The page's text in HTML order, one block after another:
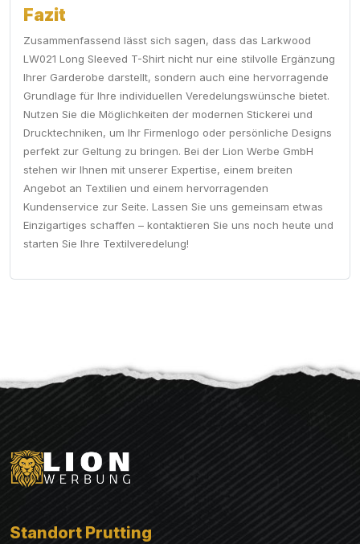
Fazit
Zusammenfassend lässt sich sagen, dass das Larkwood
LW021 Long Sleeved T-Shirt nicht nur eine stilvolle Ergänzung
Ihrer Garderobe darstellt, sondern auch eine hervorragende
Grundlage für Ihre individuellen Veredelungswünsche bietet.
Nutzen Sie die Möglichkeiten der modernen Stickerei und
Drucktechniken, um Ihr Firmenlogo oder persönliche Designs
perfekt zur Geltung zu bringen. Bei der Lion Werbe GmbH
stehen wir Ihnen mit unserer Expertise, einem breiten
Angebot an Textilien und einem hervorragenden
Kundenservice zur Seite. Lassen Sie uns gemeinsam etwas
Einzigartiges schaffen – kontaktieren Sie uns noch heute und
starten Sie Ihre Textilveredelung!
Standort Prutting